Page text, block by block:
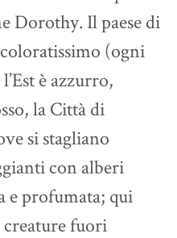
Dorothy. Il paese di
(ogni
è azzurro,
la Città di
si stagliano
con alberi
e profumata; qui
fuori